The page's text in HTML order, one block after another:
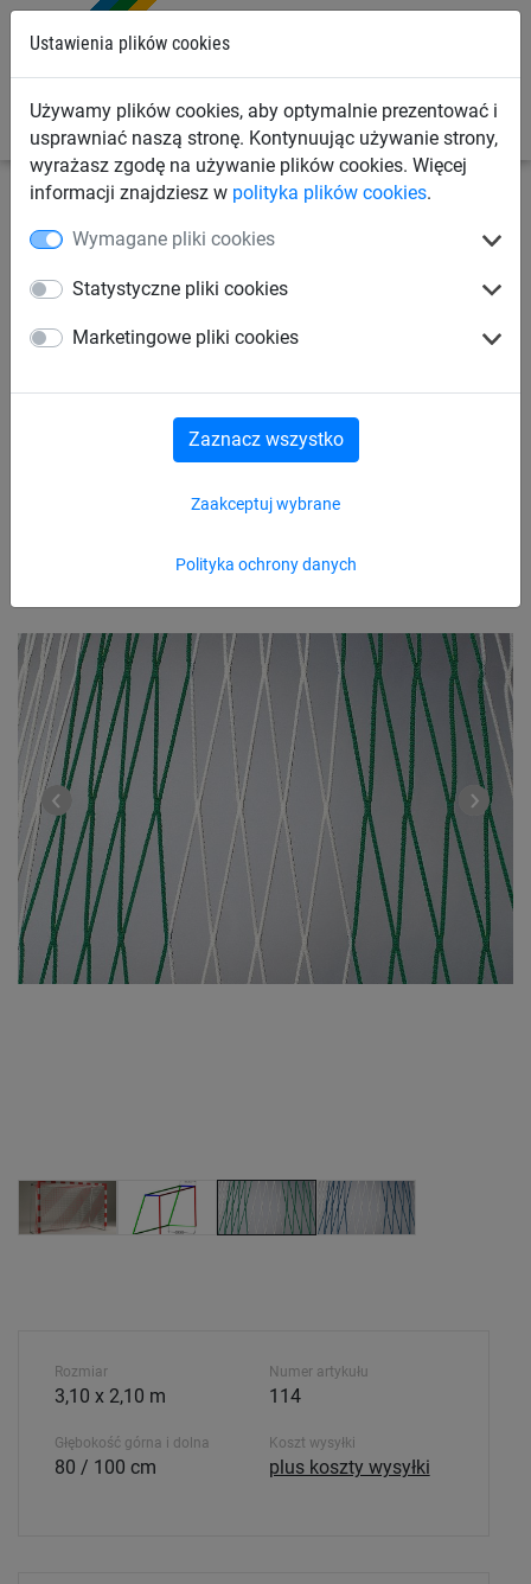
Ustawienia plików cookies
Używamy plików cookies, aby optymalnie prezentować i
usprawniać naszą stronę. Kontynuując używanie strony,
wyrażasz zgodę na używanie plików cookies. Więcej
informacji znajdziesz w polityka plików cookies.
Wymagane pliki cookies
Statystyczne pliki cookies
Marketingowe pliki cookies
Polityka ochrony danych
Zaakceptuj wybrane
Zaznacz wszystko
ręcznej plażowej
Siatki na bramki do piłki
ręcznej, dwukolorowe
(ø 4 mm)
Rozmiar
3,10 x 2,10 m
Głębokość górna i dolna
80 / 100 cm
Numer artykułu
114
Koszt wysyłki
plus koszty wysyłki